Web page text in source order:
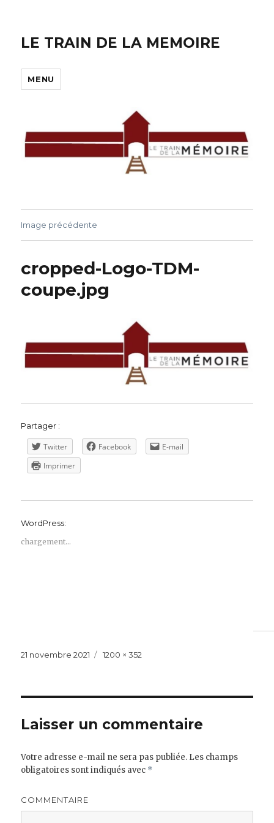
LE TRAIN DE LA MEMOIRE
MENU
Image précédente
cropped-Logo-TDM-
coupe.jpg
Partager :
Twitter Facebook
E-mail
Imprimer
WordPress:
chargement…
Publié
21 novembre 2021
Taille
1200 × 352
Laisser un commentaire
Votre adresse e-mail ne sera pas publiée. Les champs
obligatoires sont indiqués avec *
COMMENTAIRE